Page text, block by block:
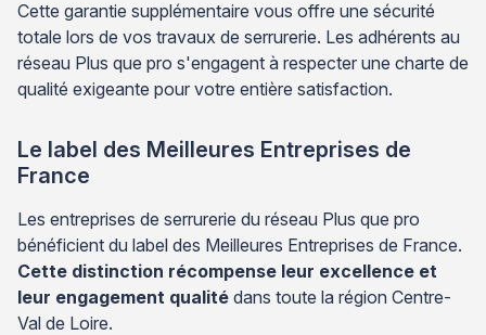
Cette garantie supplémentaire vous offre une sécurité
totale lors de vos travaux de serrurerie. Les adhérents au
réseau Plus que pro s'engagent à respecter une charte de
qualité exigeante pour votre entière satisfaction.
Le label des Meilleures Entreprises de
France
Les entreprises de serrurerie du réseau Plus que pro
bénéficient du label des Meilleures Entreprises de France.
Cette distinction récompense leur excellence et
leur engagement qualité dans toute la région Centre-
Val de Loire.